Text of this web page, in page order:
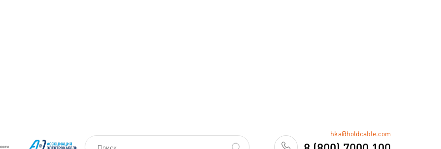
hka@holdcable.com